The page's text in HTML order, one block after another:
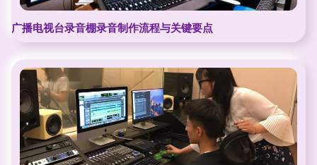
广播电视台录音棚录音制作流程与关键要点